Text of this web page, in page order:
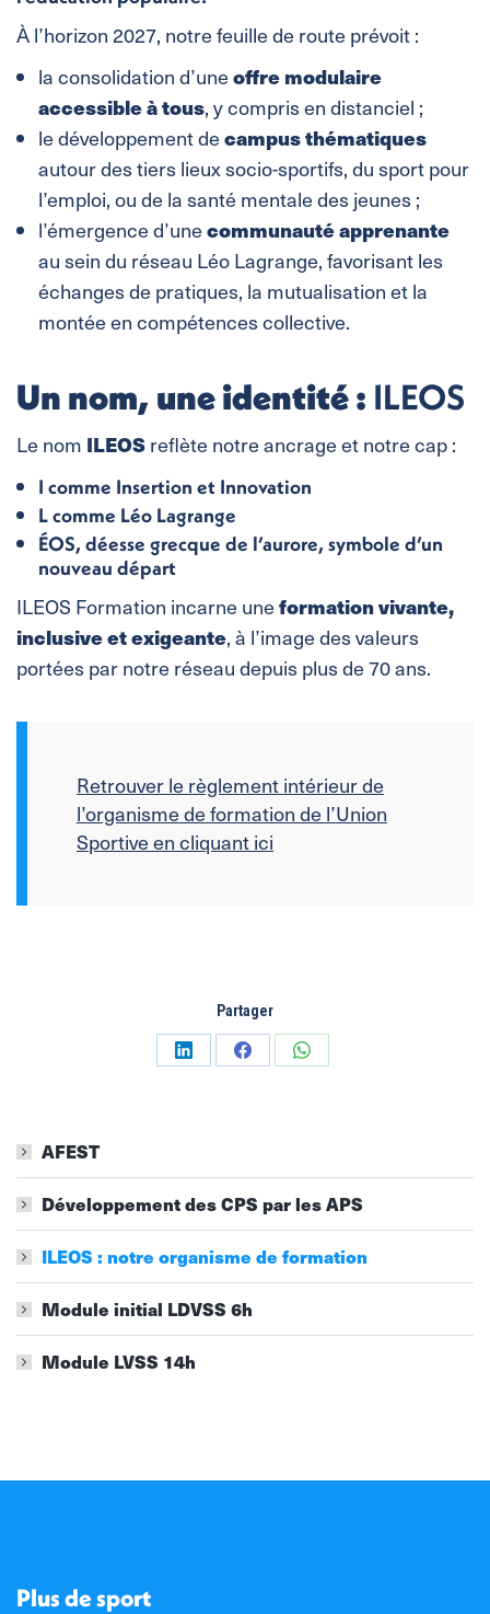
À l’horizon 2027, notre feuille de route prévoit :
la consolidation d’uneoffre modulaire
accessible à tous, y compris en distanciel ;
le développement decampus thématiques
autour des tiers lieux socio-sportifs, du sport pour
l’emploi, ou de la santé mentale des jeunes ;
l’émergence d’unecommunauté apprenante
au sein du réseau Léo Lagrange, favorisant les
échanges de pratiques, la mutualisation et la
montée en compétences collective.
Un nom, une identité : ILEOS
Le nom ILEOS reflète notre ancrage et notre cap :
I comme Insertion et Innovation
Lcomme Léo Lagrange
ÉOS, déesse grecque de l’aurore, symbole d’un
nouveau départ
ILEOS Formation incarne uneformation vivante,
inclusive et exigeante, à l’image des valeurs
portées par notre réseau depuis plus de 70 ans.
Retrouver le règlement intérieur de
l’organisme de formation de l’Union
Sportive en cliquant ici
Partager
PartagerPartagerPartager
AFEST
Développement des CPS par les APS
ILEOS : notre organisme de formation
Module initial LDVSS 6h
Module LVSS 14h
Plus de sport